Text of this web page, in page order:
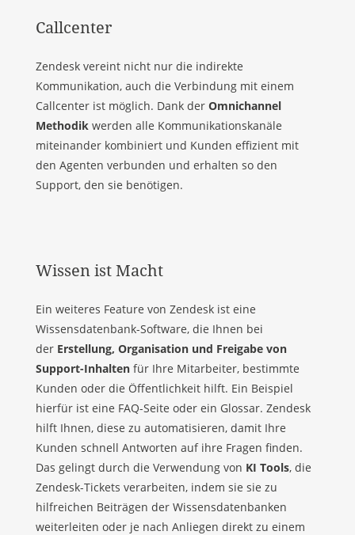
Callcenter
Zendesk vereint nicht nur die indirekte
Kommunikation, auch die Verbindung mit einem
Callcenter ist möglich. Dank der Omnichannel
Methodik werden alle Kommunikationskanäle
miteinander kombiniert und Kunden effizient mit
den Agenten verbunden und erhalten so den
Support, den sie benötigen.
Wissen ist Macht
Ein weiteres Feature von Zendesk ist eine
Wissensdatenbank-Software, die Ihnen bei
der Erstellung, Organisation und Freigabe von
Support-Inhalten für Ihre Mitarbeiter, bestimmte
Kunden oder die Öffentlichkeit hilft. Ein Beispiel
hierfür ist eine FAQ-Seite oder ein Glossar. Zendesk
hilft Ihnen, diese zu automatisieren, damit Ihre
Kunden schnell Antworten auf ihre Fragen finden.
Das gelingt durch die Verwendung von KI Tools, die
Zendesk-Tickets verarbeiten, indem sie sie zu
hilfreichen Beiträgen der Wissensdatenbanken
weiterleiten oder je nach Anliegen direkt zu einem